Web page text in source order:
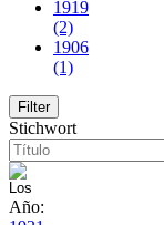
1919
(2)
1906
(1)
Stichwort
Año: